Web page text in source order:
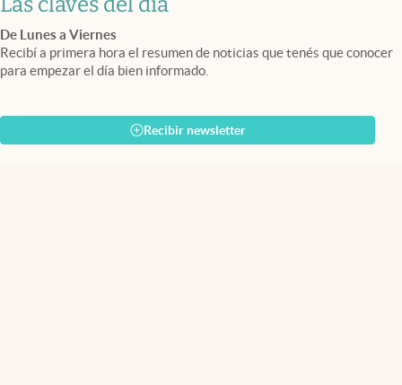
De Lunes a Viernes
Recibí a primera hora el resumen de noticias que tenés que conocer
para empezar el día bien informado.
Recibir newsletter